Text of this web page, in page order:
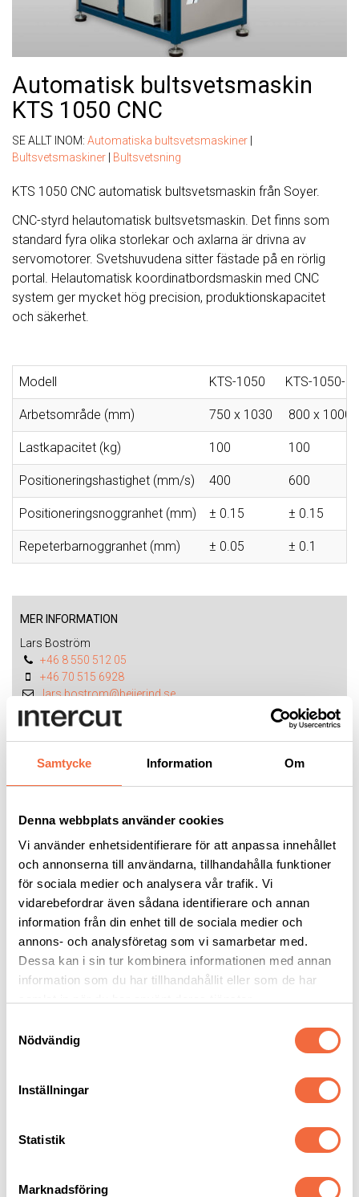
Samtycke Information Om
Denna webbplats använder cookies
Vi använder enhetsidentifierare för att anpassa innehållet
och annonserna till användarna, tillhandahålla funktioner
för sociala medier och analysera vår trafik. Vi
vidarebefordrar även sådana identifierare och annan
information från din enhet till de sociala medier och
annons- och analysföretag som vi samarbetar med.
Dessa kan i sin tur kombinera informationen med annan
information som du har tillhandahållit eller som de har
Nödvändig
Inställningar
Statistik
Marknadsföring
Automatisk bultsvetsmaskin
KTS 1050 CNC
SE ALLT INOM: Automatiska bultsvetsmaskiner |
Bultsvetsmaskiner | Bultsvetsning
KTS 1050 CNC automatisk bultsvetsmaskin från Soyer.
CNC-styrd helautomatisk bultsvetsmaskin. Det finns som
standard fyra olika storlekar och axlarna är drivna av
servomotorer. Svetshuvudena sitter fästade på en rörlig
portal. Helautomatisk koordinatbordsmaskin med CNC
system ger mycket hög precision, produktionskapacitet
och säkerhet.
Modell KTS-1050 KTS-1050-S
Arbetsområde (mm) 750 x 1030 800 x 1000
Lastkapacitet (kg) 100 100
Positioneringshastighet (mm/s) 400 600
Positioneringsnoggranhet (mm) ± 0.15 ± 0.15
Repeterbarnoggranhet (mm) ± 0.05 ± 0.1
MER INFORMATION
Lars Boström
+46 8 550 512 05
+46 70 515 6928
lars.bostrom@beijerind.se
Ladda ner:
Kontakta Lars Boström för mer information:
lars.bostrom@intercut.se